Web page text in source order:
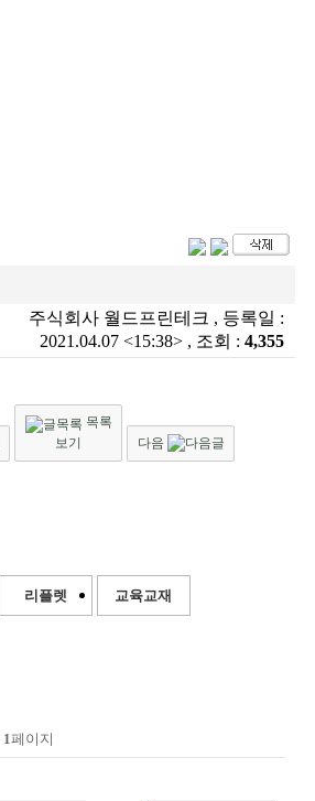
주식회사 월드프린테크 , 등록일 :
2021.04.07 <15:38> , 조회 : 4,355
목록
보기
다음
리플렛 교육교재
1페이지